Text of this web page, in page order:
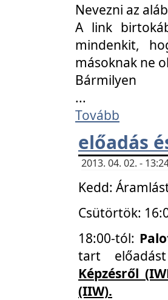
Nevezni az
A link
mindenkit,
másoknak ne
Bármilyen
...
Tovább
előadás
2013. 04. 02. -
Kedd:
Csütörtök:
18:00-tól:
tart
Képzésről
(IIW).